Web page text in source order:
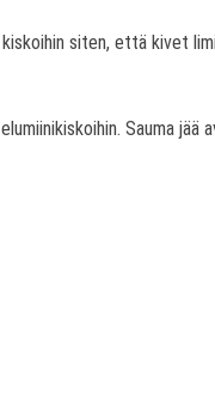
siten, että kivet
Sauma